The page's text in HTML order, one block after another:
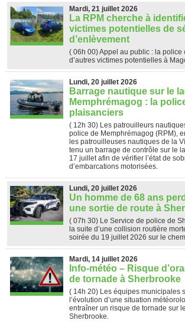
Mardi, 21 juillet 2026
La RPM cherche à
victimes potentielles de
d’enlèvement
( 06h 00)Appel au public : la police
d’autres victimes potentielles à
Lundi, 20 juillet 2026
Barrage nautique sur le
Memphrémagog : la
plaisanciers
( 12h 30) Les patrouilleurs
police de Memphrémagog (RPM),
les patrouilleuses nautiques de la
tenu un barrage de contrôle sur le
17 juillet afin de vérifier l’état de
d’embarcations motorisées.
Lundi, 20 juillet 2026
Un homme de 68 ans
une sortie de route à
( 07h 30) Le Service de police de
la suite d’une collision routière
soirée du 19 juillet 2026 sur le
Mardi, 14 juillet 2026
Info-météo – Risque
de tornade à Sherbrooke
( 14h 20) Les équipes municipales
l’évolution d’une situation
entraîner un risque de tornade sur
Sherbrooke.